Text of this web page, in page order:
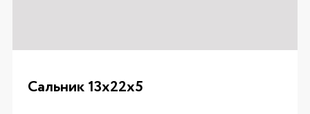
Сальник 13х22х5